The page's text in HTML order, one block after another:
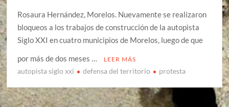
Rosaura Hernández, Morelos. Nuevamente se realizaron
bloqueos a los trabajos de construcción de la autopista
Siglo XXI en cuatro municipios de Morelos, luego de que
por más de dos meses …
LEER MÁS
autopista siglo xxi defensa del territorio protesta